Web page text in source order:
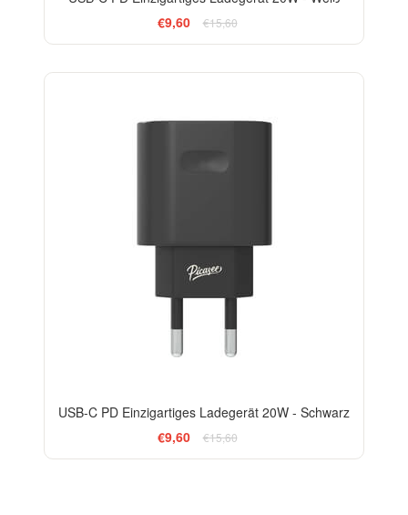
€9,60
€15,60
USB-C PD Einzigartiges Ladegerät 20W - Schwarz
€9,60
€15,60